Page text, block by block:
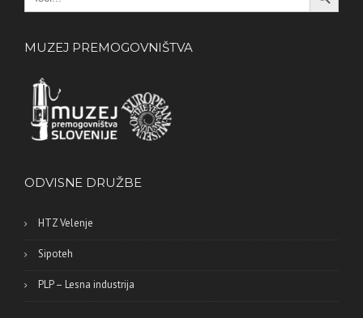
MUZEJ PREMOGOVNIŠTVA
ODVISNE DRUŽBE
HTZ Velenje
Sipoteh
PLP – Lesna industrija